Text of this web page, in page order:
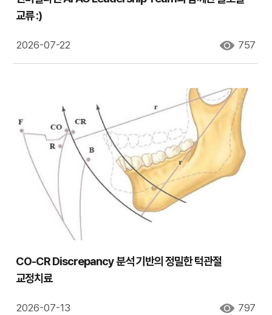
교류 :)
2026-07-22 757
CO-CR Discrepancy 분석 기반의 정밀한 턱관절
교정치료
2026-07-13 797